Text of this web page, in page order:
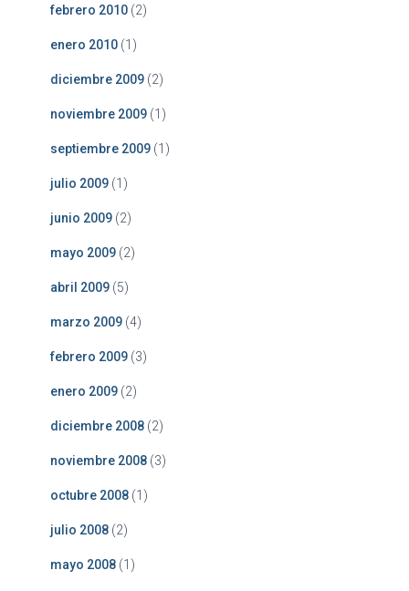
febrero 2010 (2)
enero 2010 (1)
diciembre 2009 (2)
noviembre 2009 (1)
septiembre 2009 (1)
julio 2009 (1)
junio 2009 (2)
mayo 2009 (2)
abril 2009 (5)
marzo 2009 (4)
febrero 2009 (3)
enero 2009 (2)
diciembre 2008 (2)
noviembre 2008 (3)
octubre 2008 (1)
julio 2008 (2)
mayo 2008 (1)